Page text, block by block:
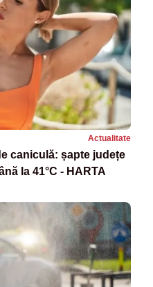
Actualitate
caniculă: șapte județe
la 41°C - HARTA